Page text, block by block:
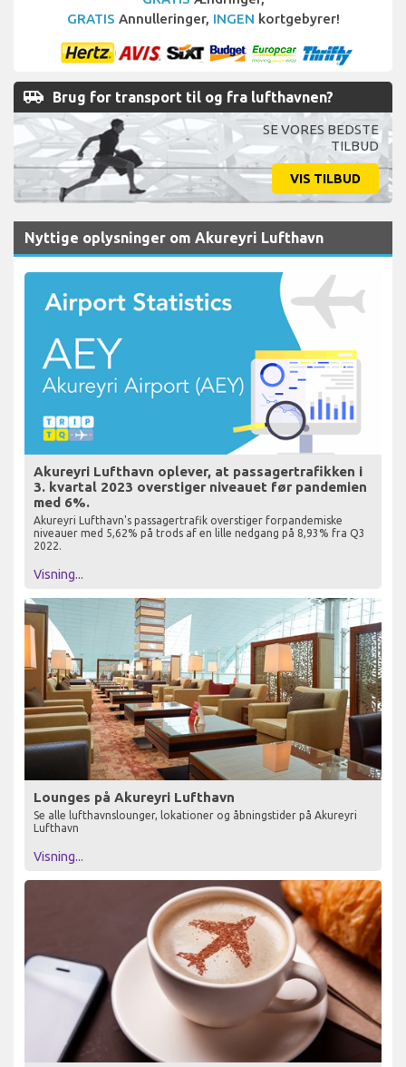
GRATIS Annulleringer, INGEN kortgebyrer!
airport_shuttle Brug for transport til og fra lufthavnen?
SE VORES BEDSTE
TILBUD
VIS TILBUD
Nyttige oplysninger om Akureyri Lufthavn
Akureyri Lufthavn oplever, at passagertrafikken i
3. kvartal 2023 overstiger niveauet før pandemien
med 6%.
Akureyri Lufthavn's passagertrafik overstiger forpandemiske
niveauer med 5,62% på trods af en lille nedgang på 8,93% fra Q3
2022.
Visning...
Lounges på Akureyri Lufthavn
Se alle lufthavnslounger, lokationer og åbningstider på Akureyri
Lufthavn
Visning...